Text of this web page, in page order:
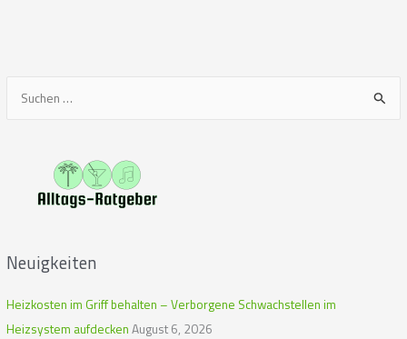
a
c
h
Neuigkeiten
Heizkosten im Griff behalten – Verborgene Schwachstellen im
Heizsystem aufdecken August 6, 2026